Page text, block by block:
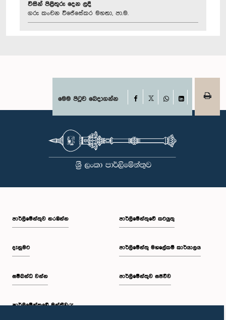
විසින් පිළිතුරු දෙන ලදී
ගරු කංචන විජේසේකර මහතා, පා.ම.
මෙම පිටුව බෙදාගන්න Facebook
WhatsAppLinkedIn
පාර්ලි‌මේන්තුව නරඹන්න
දැනුමට
සම්බන්ධ වන්න
පාර්ලි‌මේන්තුවේ මන්ත්‍රීවරු
පාර්ලිමේන්තුවේ කටයුතු
පාර්ලිමේන්තු මහලේකම් කාර්යාලය
පාර්ලිමේන්තුව සජීවීව